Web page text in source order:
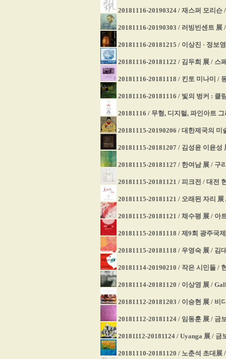
20181116-20190324 / 재스퍼 모리슨
20181116-20190303 / 러빙빈센트
20181116-20181215 / 이상진 · 정보
20181116-20181122 / 김두희 展 / 스
20181116-20181118 / 킨토 미나미 /
20181116-20181116 / 빛의 벙커 : 클
20181116 / 무형, 디지털, 파인아트
20181115-20190206 / 대한제국의
20181115-20181207 / 김성윤 이윤성
20181115-20181127 / 한여남 展 / 구
20181115-20181121 / 피크전 / 대전
20181115-20181121 / 오래된 자리
20181115-20181121 / 채수평 展 / 아
20181115-20181118 / 제9회 광주국
20181115-20181118 / 우영숙 展 / 김
20181114-20190210 / 작은 시민들 /
20181114-20181120 / 이상영 展 /
20181112-20181203 / 이승현 展 / 비
20181112-20181124 / 임동훈 展 / 금
20181112-20181124 / Uyanga 展 /
20181110-20181120 / 노춘석 초대展